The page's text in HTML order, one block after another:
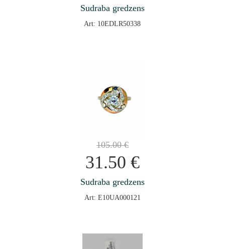
Sudraba gredzens
Art: 10EDLR50338
105.00€
31.50 €
Sudraba gredzens
Art: E10UA000121